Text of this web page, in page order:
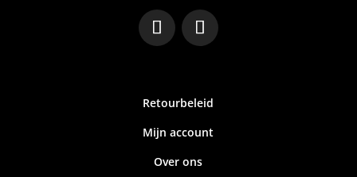
Retourbeleid
Mijn account
Over ons